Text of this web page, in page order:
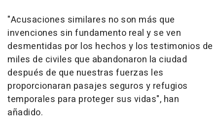
"Acusaciones similares no son más que
invenciones sin fundamento real y se ven
desmentidas por los hechos y los testimonios de
miles de civiles que abandonaron la ciudad
después de que nuestras fuerzas les
proporcionaran pasajes seguros y refugios
temporales para proteger sus vidas", han
añadido.